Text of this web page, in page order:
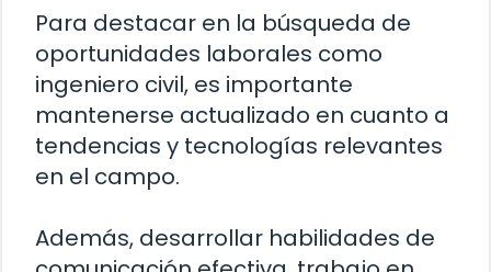
Para destacar en la búsqueda de
oportunidades laborales como
ingeniero civil, es importante
mantenerse actualizado en cuanto a
tendencias y tecnologías relevantes
en el campo.
Además, desarrollar habilidades de